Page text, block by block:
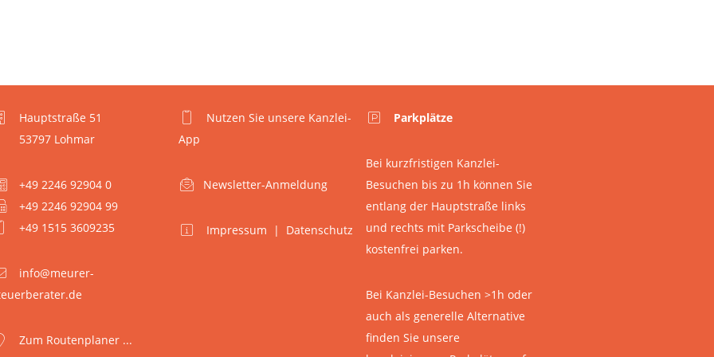
Hauptstraße 51
53797 Lohmar
+49 2246 92904 0
+49 2246 92904 99
+49 1515 3609235
info@meurer-
Zum Routenplaner ...
Nutzen Sie unsere Kanzlei-
App
Newsletter-Anmeldung
Impressum | Datenschutz
Parkplätze
Bei kurzfristigen Kanzlei-
Besuchen bis zu 1h können Sie
entlang der Hauptstraße links
und rechts mit Parkscheibe (!)
kostenfrei parken.
Bei Kanzlei-Besuchen >1h oder
auch als generelle Alternative
finden Sie unsere